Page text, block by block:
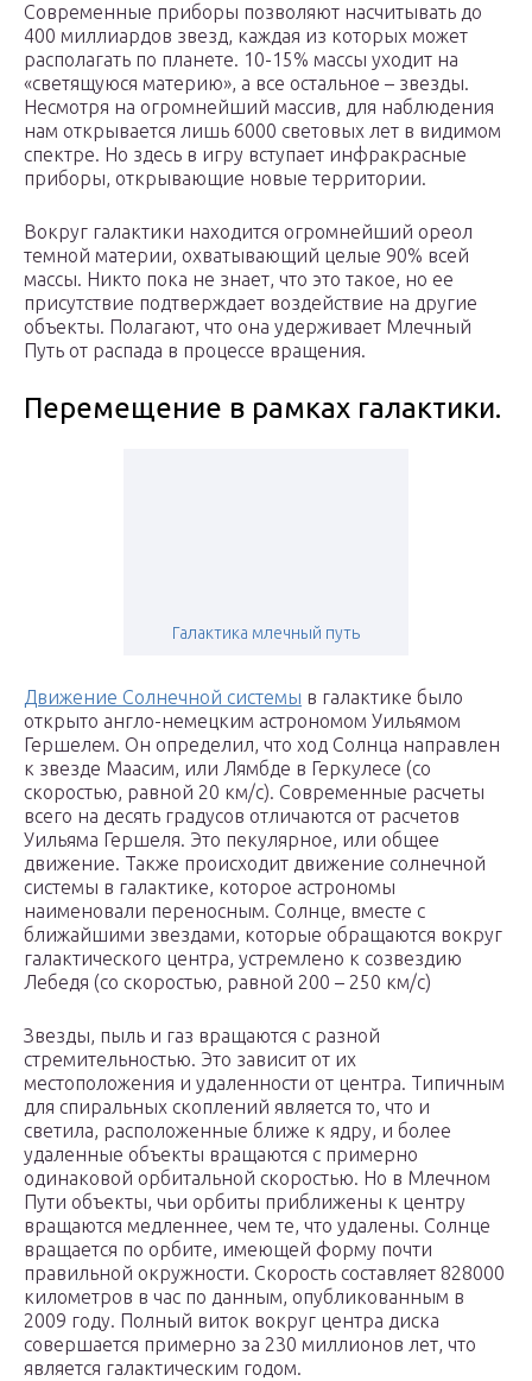
Современные приборы позволяют насчитывать до
400 миллиардов звезд, каждая из которых может
располагать по планете. 10-15% массы уходит на
«светящуюся материю», а все остальное – звезды.
Несмотря на огромнейший массив, для наблюдения
нам открывается лишь 6000 световых лет в видимом
спектре. Но здесь в игру вступает инфракрасные
приборы, открывающие новые территории.
Вокруг галактики находится огромнейший ореол
темной материи, охватывающий целые 90% всей
массы. Никто пока не знает, что это такое, но ее
присутствие подтверждает воздействие на другие
объекты. Полагают, что она удерживает Млечный
Путь от распада в процессе вращения.
Перемещение в рамках галактики.
Галактика млечный путь
Движение Солнечной системы в галактике было
открыто англо-немецким астрономом Уильямом
Гершелем. Он определил, что ход Солнца направлен
к звезде Маасим, или Лямбде в Геркулесе (со
скоростью, равной 20 км/с). Современные расчеты
всего на десять градусов отличаются от расчетов
Уильяма Гершеля. Это пекулярное, или общее
движение. Также происходит движение солнечной
системы в галактике, которое астрономы
наименовали переносным. Солнце, вместе с
ближайшими звездами, которые обращаются вокруг
галактического центра, устремлено к созвездию
Лебедя (со скоростью, равной 200 – 250 км/с)
Звезды, пыль и газ вращаются с разной
стремительностью. Это зависит от их
местоположения и удаленности от центра. Типичным
для спиральных скоплений является то, что и
светила, расположенные ближе к ядру, и более
удаленные объекты вращаются с примерно
одинаковой орбитальной скоростью. Но в Млечном
Пути объекты, чьи орбиты приближены к центру
вращаются медленнее, чем те, что удалены. Солнце
вращается по орбите, имеющей форму почти
правильной окружности. Скорость составляет 828000
километров в час по данным, опубликованным в
2009 году. Полный виток вокруг центра диска
совершается примерно за 230 миллионов лет, что
является галактическим годом.